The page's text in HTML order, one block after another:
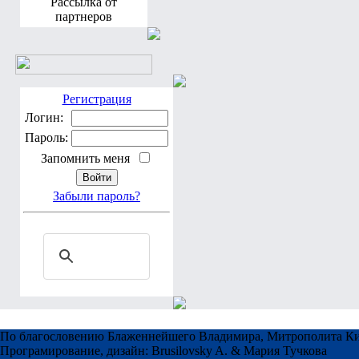
партнеров
Регистрация
Логин:
Пароль:
Запомнить меня
Забыли пароль?
По благословению Блаженнейшего Владимира, Митрополита
Програмирование, дизайн: Brusilovsky A. & Мария Тучкова